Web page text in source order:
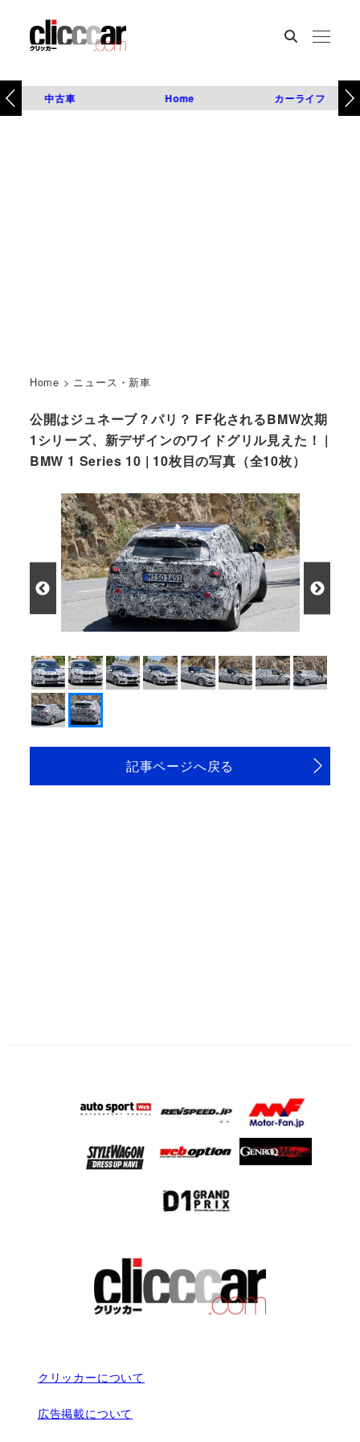
中古車 Home カーライフ
Home > ニュース・新車
公開はジュネーブ？パリ？ FF化されるBMW次期
1シリーズ、新デザインのワイドグリル見えた！ |
BMW 1 Series 10 | 10枚目の写真（全10枚）
記事ページへ戻る
クリッカーについて
広告掲載について